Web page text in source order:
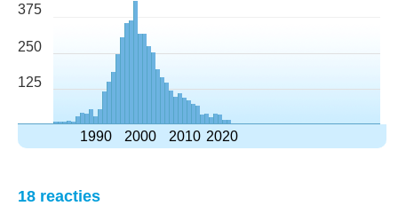
375
250
125
1990 2000 2010 2020
18 reacties